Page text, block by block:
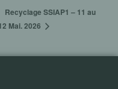
Recyclage SSIAP1 – 11 au
Mai. 2026